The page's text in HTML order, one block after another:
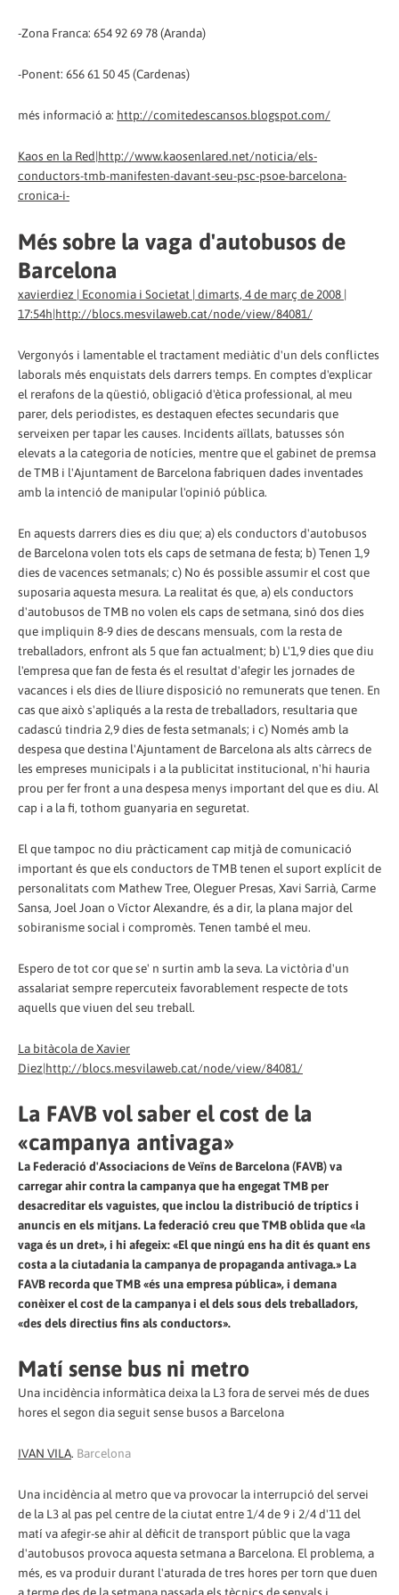
-Zona Franca: 654 92 69 78 (Aranda)
-Ponent: 656 61 50 45 (Cardenas)
més informació a: http://comitedescansos.blogspot.com/
Kaos en la Red|http://www.kaosenlared.net/noticia/els-
conductors-tmb-manifesten-davant-seu-psc-psoe-barcelona-
cronica-i-
Més sobre la vaga d'autobusos de
Barcelona
xavierdiez | Economia i Societat | dimarts, 4 de març de 2008 |
17:54h|http://blocs.mesvilaweb.cat/node/view/84081/
Vergonyós i lamentable el tractament mediàtic d'un dels conflictes
laborals més enquistats dels darrers temps. En comptes d'explicar
el rerafons de la qüestió, obligació d'ètica professional, al meu
parer, dels periodistes, es destaquen efectes secundaris que
serveixen per tapar les causes. Incidents aïllats, batusses són
elevats a la categoria de notícies, mentre que el gabinet de premsa
de TMB i l'Ajuntament de Barcelona fabriquen dades inventades
amb la intenció de manipular l'opinió pública.
En aquests darrers dies es diu que; a) els conductors d'autobusos
de Barcelona volen tots els caps de setmana de festa; b) Tenen 1,9
dies de vacences setmanals; c) No és possible assumir el cost que
suposaria aquesta mesura. La realitat és que, a) els conductors
d'autobusos de TMB no volen els caps de setmana, sinó dos dies
que impliquin 8-9 dies de descans mensuals, com la resta de
treballadors, enfront als 5 que fan actualment; b) L'1,9 dies que diu
l'empresa que fan de festa és el resultat d'afegir les jornades de
vacances i els dies de lliure disposició no remunerats que tenen. En
cas que això s'apliqués a la resta de treballadors, resultaria que
cadascú tindria 2,9 dies de festa setmanals; i c) Només amb la
despesa que destina l'Ajuntament de Barcelona als alts càrrecs de
les empreses municipals i a la publicitat institucional, n'hi hauria
prou per fer front a una despesa menys important del que es diu. Al
cap i a la fi, tothom guanyaria en seguretat.
El que tampoc no diu pràcticament cap mitjà de comunicació
important és que els conductors de TMB tenen el suport explícit de
personalitats com Mathew Tree, Oleguer Presas, Xavi Sarrià, Carme
Sansa, Joel Joan o Víctor Alexandre, és a dir, la plana major del
sobiranisme social i compromès. Tenen també el meu.
Espero de tot cor que se' n surtin amb la seva. La victòria d'un
assalariat sempre repercuteix favorablement respecte de tots
aquells que viuen del seu treball.
La bitàcola de Xavier
Diez|http://blocs.mesvilaweb.cat/node/view/84081/
La FAVB vol saber el cost de la
«campanya antivaga»
La Federació d'Associacions de Veïns de Barcelona (FAVB) va
carregar ahir contra la campanya que ha engegat TMB per
desacreditar els vaguistes, que inclou la distribució de tríptics i
anuncis en els mitjans. La federació creu que TMB oblida que «la
vaga és un dret», i hi afegeix: «El que ningú ens ha dit és quant ens
costa a la ciutadania la campanya de propaganda antivaga.» La
FAVB recorda que TMB «és una empresa pública», i demana
conèixer el cost de la campanya i el dels sous dels treballadors,
«des dels directius fins als conductors».
Matí sense bus ni metro
Una incidència informàtica deixa la L3 fora de servei més de dues
hores el segon dia seguit sense busos a Barcelona
IVAN VILA. Barcelona
Una incidència al metro que va provocar la interrupció del servei
de la L3 al pas pel centre de la ciutat entre 1/4 de 9 i 2/4 d'11 del
matí va afegir-se ahir al dèficit de transport públic que la vaga
d'autobusos provoca aquesta setmana a Barcelona. El problema, a
més, es va produir durant l'aturada de tres hores per torn que duen